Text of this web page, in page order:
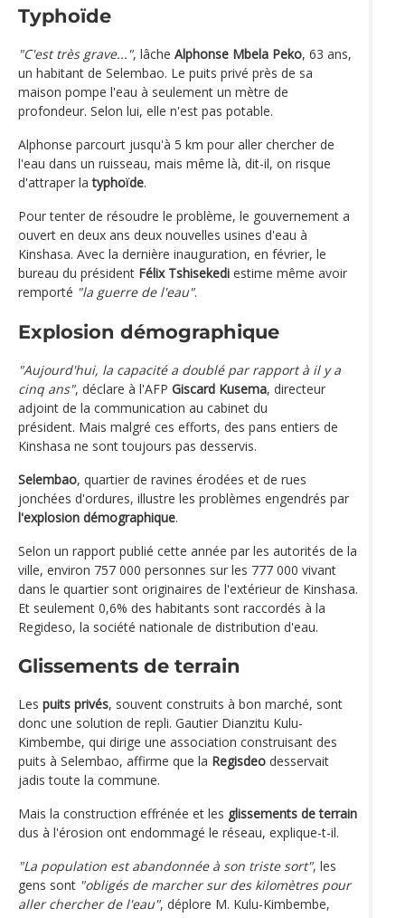
Typhoïde
"C'est très grave...", lâche Alphonse Mbela Peko, 63 ans,
un habitant de Selembao. Le puits privé près de sa
maison pompe l'eau à seulement un mètre de
profondeur. Selon lui, elle n'est pas potable.
Alphonse parcourt jusqu'à 5 km pour aller chercher de
l'eau dans un ruisseau, mais même là, dit-il, on risque
d'attraper latyphoïde.
Pour tenter de résoudre le problème, le gouvernement a
ouvert en deux ans deux nouvelles usines d'eau à
Kinshasa. Avec la dernière inauguration, en février, le
bureau du président Félix Tshisekedi estime même avoir
remporté "la guerre de l'eau".
Explosion démographique
"Aujourd'hui, la capacité a doublé par rapport à il y a
cinq ans", déclare à l'AFP Giscard Kusema, directeur
adjoint de la communication au cabinet du
président. Mais malgré ces efforts, des pans entiers de
Kinshasa ne sont toujours pas desservis.
Selembao, quartier de ravines érodées et de rues
jonchées d'ordures, illustre les problèmes engendrés par
l'explosion démographique.
Selon un rapport publié cette année par les autorités de la
ville, environ 757 000 personnes sur les 777 000 vivant
dans le quartier sont originaires de l'extérieur de Kinshasa.
Et seulement 0,6% des habitants sont raccordés à la
Regideso, la société nationale de distribution d'eau.
Glissements de terrain
Les puits privés, souvent construits à bon marché, sont
donc une solution de repli. Gautier Dianzitu Kulu-
Kimbembe, qui dirige une association construisant des
puits à Selembao, affirme que la Regisdeo desservait
jadis toute la commune.
Mais la construction effrénée et les glissements de terrain
dus à l'érosion ont endommagé le réseau, explique-t-il.
"La population est abandonnée à son triste sort", les
gens sont "obligés de marcher sur des kilomètres pour
aller chercher de l'eau", déplore M. Kulu-Kimbembe,